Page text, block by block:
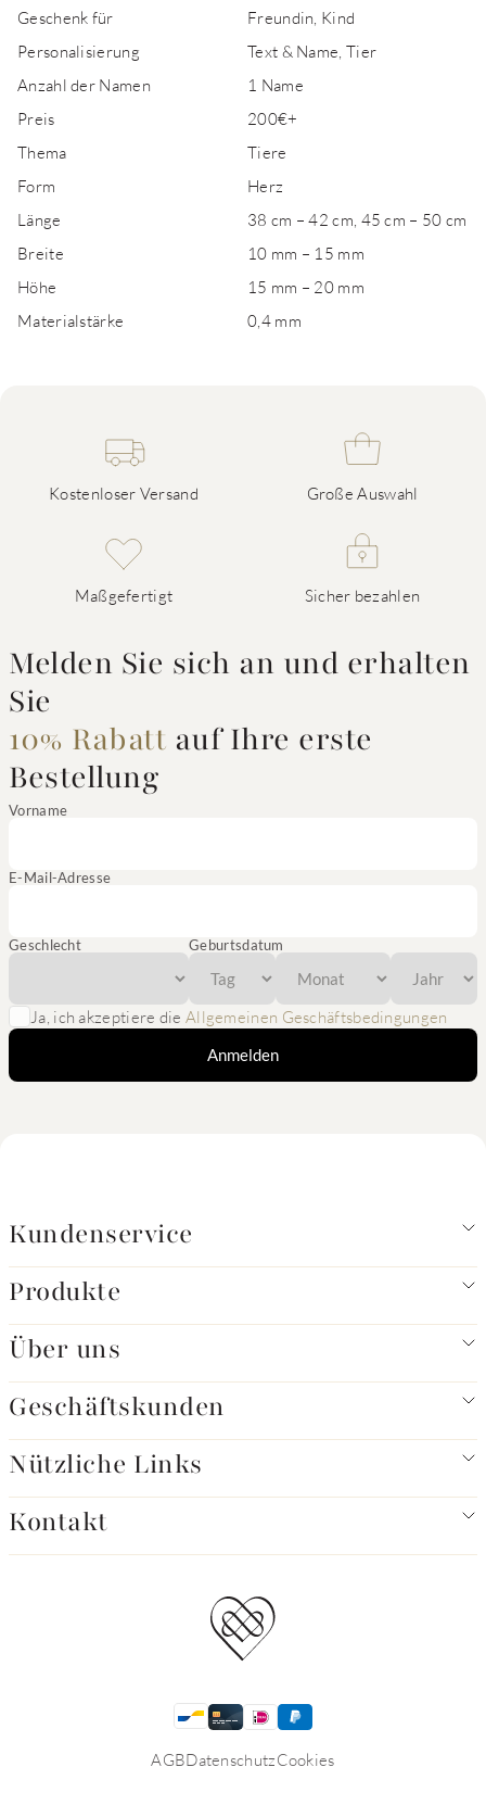
Geschenk für
Freundin, Kind
Personalisierung
Text & Name, Tier
Anzahl der Namen
1 Name
Preis
200€+
Thema
Tiere
Form
Herz
Länge
38 cm – 42 cm, 45 cm – 50 cm
Breite
10 mm – 15 mm
Höhe
15 mm – 20 mm
Materialstärke
0,4 mm
Kostenloser Versand Große Auswahl
Maßgefertigt Sicher bezahlen
Melden Sie sich an und erhalten
Sie
10% Rabatt auf Ihre erste
Bestellung
Vorname
E-Mail-Adresse
Geschlecht Geburtsdatum
Ja, ich akzeptiere die Allgemeinen Geschäftsbedingungen
Anmelden
Kundenservice
Produkte
Über uns
Geschäftskunden
Nützliche Links
Kontakt
AGBDatenschutzCookies